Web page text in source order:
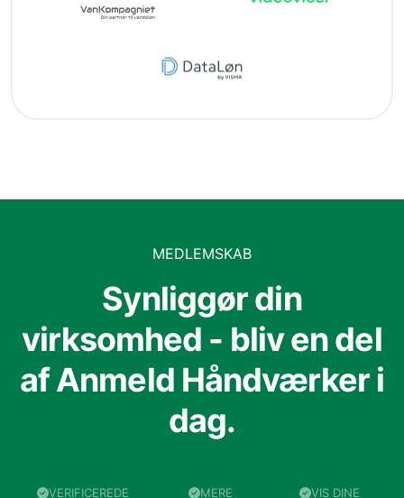
MEDLEMSKAB
Synliggør din
virksomhed - bliv en del
af Anmeld Håndværker i
dag.
VERIFICEREDE
MERE
VIS DINE